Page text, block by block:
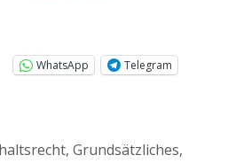
WhatsApp
Telegram
, Grundsätzliches,